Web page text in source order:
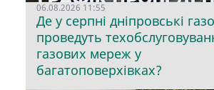
06.08.2026 11:55
Де у серпні дніпровські
проведуть
газових мереж у
багатоповерхівках?